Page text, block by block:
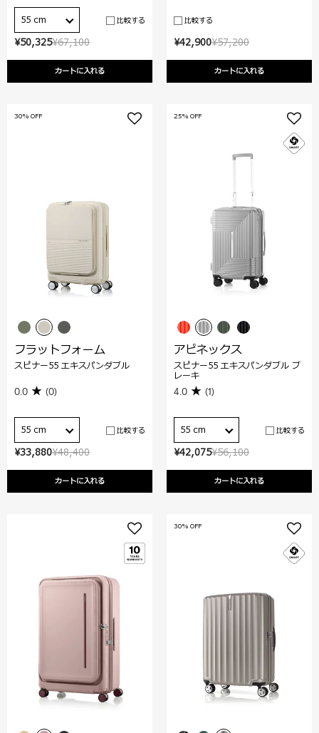
¥67,100
¥50,325
カートに入れる
55 cm 比較する
¥57,200
¥42,900
カートに入れる
比較する
¥48,400
¥33,880
カートに入れる
30% OFF
フラットフォーム
スピナー55 エキスパンダブル
0.0 (0)
55 cm 比較する
¥56,100
¥42,075
カートに入れる
25% OFF
アピネックス
スピナー55 エキスパンダブル ブ
レーキ
4.0 (1)
55 cm 比較する
30% OFF